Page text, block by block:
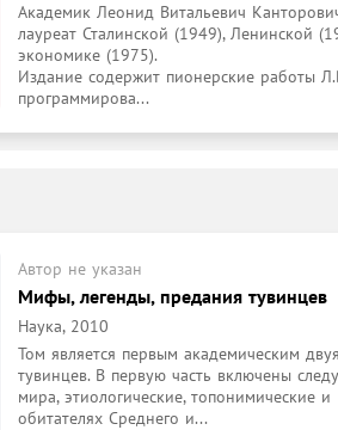
Академик Леонид Витальевич
лауреат Сталинской (1949), Ленинской
экономике (1975).
Издание содержит пионерские работы
программирова...
Автор не указан
Мифы, легенды, предания тувинцев
Наука, 2010
Том является первым академическим
тувинцев. В первую часть включены
мира, этиологические, топонимические и
обитателях Среднего и...